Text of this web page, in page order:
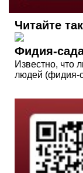
Читайте
Фидия-
Известно, что
людей (фидия-